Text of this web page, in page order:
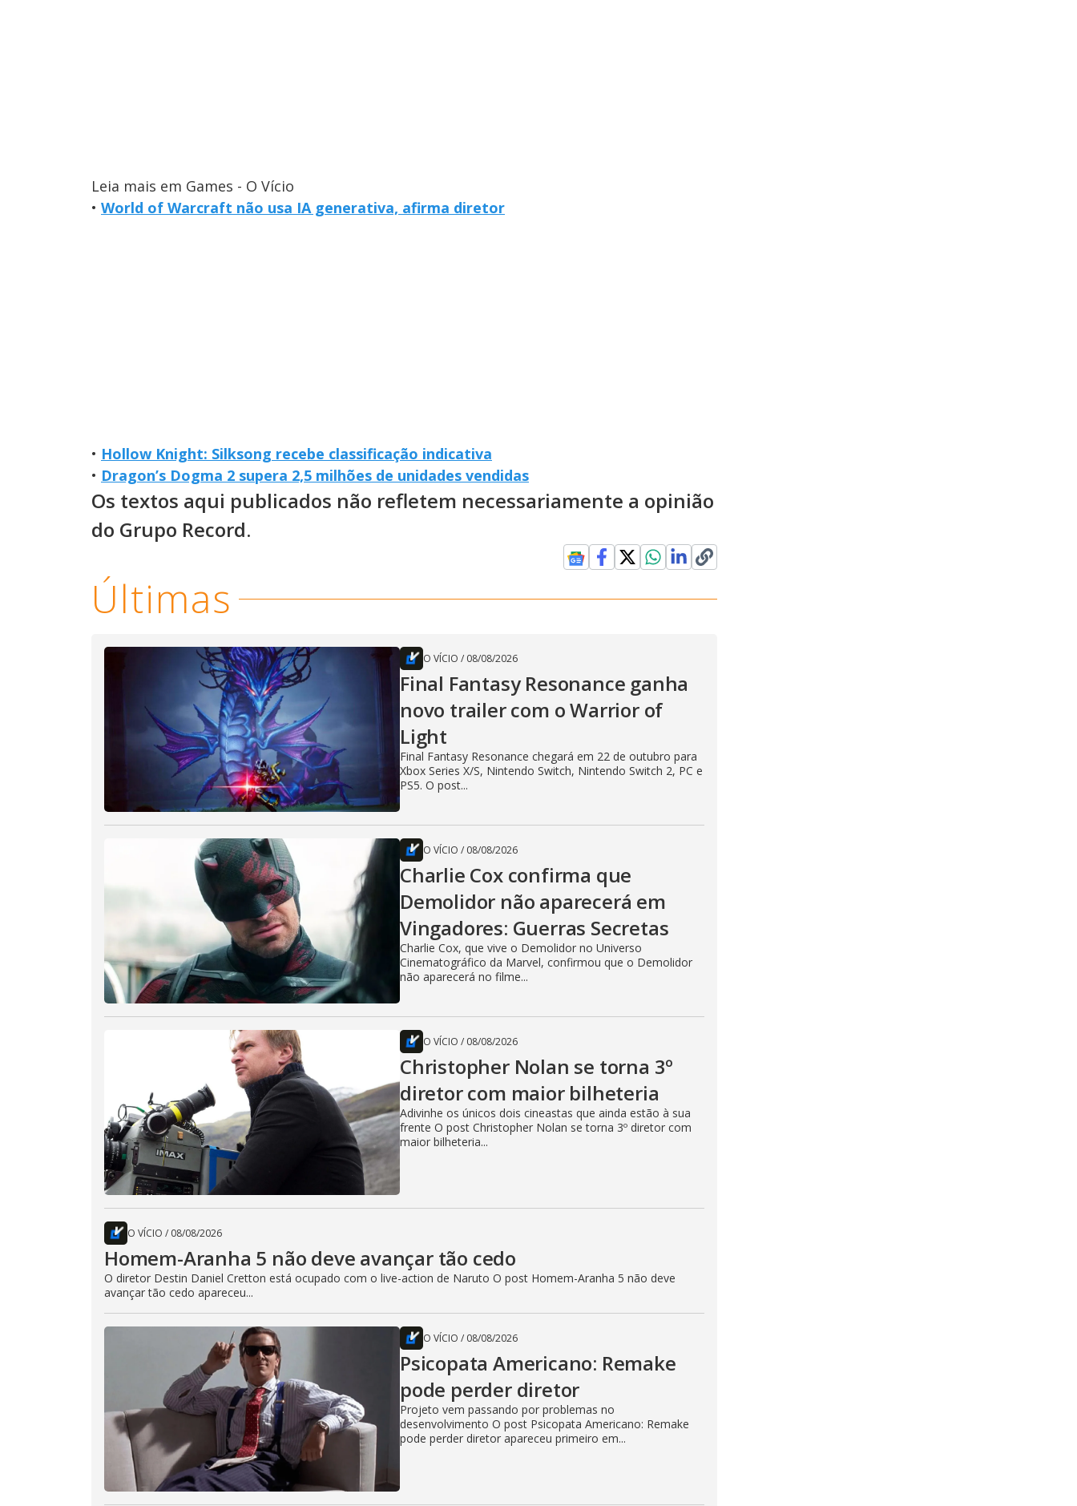
Leia mais em Games - O Vício
• World of Warcraft não usa IA generativa, afirma diretor
• Hollow Knight: Silksong recebe classificação indicativa
• Dragon’s Dogma 2 supera 2,5 milhões de unidades vendidas
Os textos aqui publicados não refletem necessariamente a opinião
do Grupo Record.
Últimas
O VÍCIO / 08/08/2026
Final Fantasy Resonance ganha
novo trailer com o Warrior of
Light
Final Fantasy Resonance chegará em 22 de outubro para
Xbox Series X/S, Nintendo Switch, Nintendo Switch 2, PC e
PS5. O post...
O VÍCIO / 08/08/2026
Charlie Cox confirma que
Demolidor não aparecerá em
Vingadores: Guerras Secretas
Charlie Cox, que vive o Demolidor no Universo
Cinematográfico da Marvel, confirmou que o Demolidor
não aparecerá no filme...
O VÍCIO / 08/08/2026
Christopher Nolan se torna 3º
diretor com maior bilheteria
Adivinhe os únicos dois cineastas que ainda estão à sua
frente O post Christopher Nolan se torna 3º diretor com
maior bilheteria...
O VÍCIO / 08/08/2026
Homem-Aranha 5 não deve avançar tão cedo
O diretor Destin Daniel Cretton está ocupado com o live-action de Naruto O post Homem-Aranha 5 não deve
avançar tão cedo apareceu...
O VÍCIO / 08/08/2026
Psicopata Americano: Remake
pode perder diretor
Projeto vem passando por problemas no
desenvolvimento O post Psicopata Americano: Remake
pode perder diretor apareceu primeiro em...